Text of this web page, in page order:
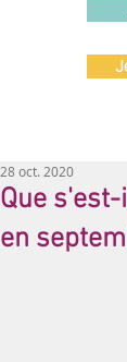
Que
en
28 oct. 2020